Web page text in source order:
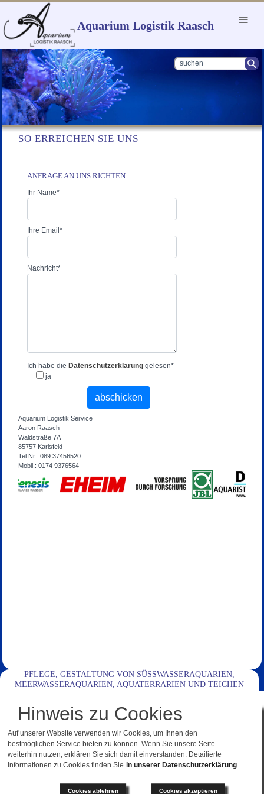
Hinweis zu Cookies
Auf unserer Website verwenden wir Cookies, um Ihnen den
bestmöglichen Service bieten zu können. Wenn Sie unsere Seite
weiterhin nutzen, erklären Sie sich damit einverstanden. Detailierte
Informationen zu Cookies finden Sie in unserer Datenschutzerklärung
Cookies ablehnen Cookies akzeptieren
Menu
Aquarium Logistik Raasch
SO ERREICHEN SIE UNS
ANFRAGE AN UNS RICHTEN
Ihr Name*
Ihre Email*
Nachricht*
Ich habe die Datenschutzerklärung gelesen*
ja
Aquarium Logistik Service
Aaron Raasch
Waldstraße 7A
85757 Karlsfeld
Tel.Nr.: 089 37456520
Mobil.: 0174 9376564
PFLEGE, GESTALTUNG VON SÜSSWASSERAQUARIEN, M
EERWASSERAQUARIEN, AQUATERRARIEN UND TEICHEN
Aquarium Logistik Raasch, Ihr kompetenter Partner für die Wartung,Reinigung, Pflege und
Raum München.
Mit Fachwissen sorgen wir für gesunde, stabile Lebensräume – von der regelmäßigen
Reinigung über die professionelle Wartung bis hin zur individuellen Neugestaltung und dem